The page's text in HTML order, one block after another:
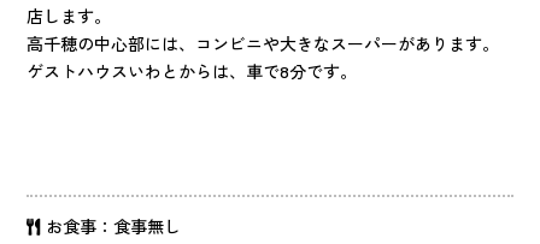
店します。
高千穂の中心部には、コンビニや大きなスーパーがあります。
ゲストハウスいわとからは、車で8分です。
お食事：食事無し